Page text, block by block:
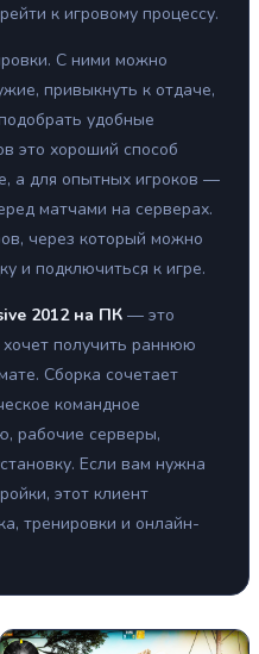
к игровому процессу.
С ними можно
привыкнуть к отдаче,
удобные
это хороший способ
а для опытных игроков —
матчами на серверах.
через который можно
и подключиться к игре.
2012 на ПК — это
получить раннюю
Сборка сочетает
командное
рабочие серверы,
Если вам нужна
этот клиент
тренировки и онлайн-